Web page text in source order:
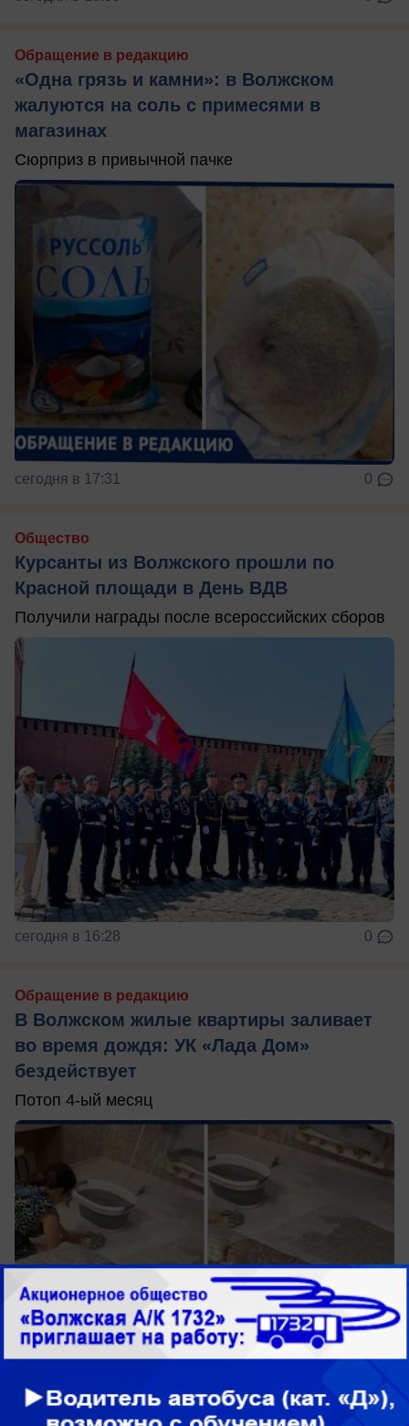
Обращение в редакцию
«Одна грязь и камни»: в Волжском
жалуются на соль с примесями в
магазинах
Сюрприз в привычной пачке
сегодня в 17:31 0
Общество
Курсанты из Волжского прошли по
Красной площади в День ВДВ
Получили награды после всероссийских сборов
сегодня в 16:28 0
Обращение в редакцию
В Волжском жилые квартиры заливает
во время дождя: УК «Лада Дом»
бездействует
Потоп 4-ый месяц
сегодня в 15:30